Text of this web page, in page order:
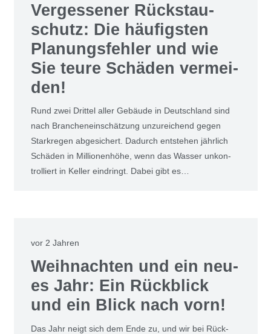
Ver­ges­se­ner Rückstau­
schutz: Die häu­figs­ten
Pla­nungs­feh­ler und wie
Sie teu­re Schä­den ver­mei­
den!
Rund zwei Drit­tel aller Gebäu­de in Deutsch­land sind
nach Bran­chen­ein­schät­zung unzu­rei­chend gegen
Stark­re­gen abge­si­chert. Dadurch ent­ste­hen jähr­lich
Schä­den in Mil­lio­nen­hö­he, wenn das Was­ser unkon­
trol­liert in Kel­ler ein­dringt. Dabei gibt es…
vor 2 Jahren
Weih­nach­ten und ein neu­
es Jahr: Ein Rück­blick
und ein Blick nach vorn!
Das Jahr neigt sich dem Ende zu, und wir bei Rück­